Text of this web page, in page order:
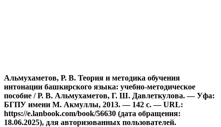
Альмухаметов, Р. В. Теория и методика обучения
интонации башкирского языка: учебно-методическое
пособие / Р. В. Альмухаметов, Г. Ш. Давлеткулова. — Уфа:
БГПУ имени М. Акмуллы, 2013. — 142 с. — URL:
https://e.lanbook.com/book/56630 (дата обращения:
18.06.2025), для авторизованных пользователей.